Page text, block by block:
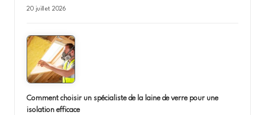
20 juillet 2026
Comment choisir un spécialiste de la laine de verre pour une
isolation efficace